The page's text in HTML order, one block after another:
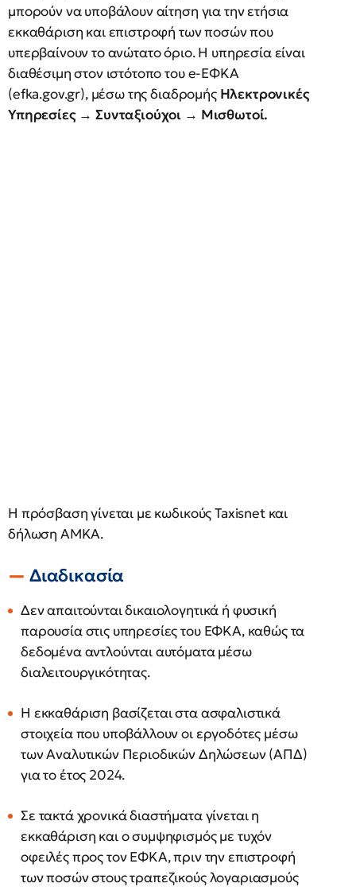
μπορούν να υποβάλουν αίτηση για την ετήσια
εκκαθάριση και επιστροφή των ποσών που
υπερβαίνουν το ανώτατο όριο. Η υπηρεσία είναι
διαθέσιμη στον ιστότοπο του e-ΕΦΚΑ
(efka.gov.gr), μέσω της διαδρομήςΗλεκτρονικές
Υπηρεσίες → Συνταξιούχοι → Μισθωτοί.
Η πρόσβαση γίνεται με κωδικούς Taxisnet και
δήλωση ΑΜΚΑ.
Διαδικασία
Δεν απαιτούνται δικαιολογητικά ή φυσική
παρουσία στις υπηρεσίες του ΕΦΚΑ, καθώς τα
δεδομένα αντλούνται αυτόματα μέσω
διαλειτουργικότητας.
Η εκκαθάριση βασίζεται στα ασφαλιστικά
στοιχεία που υποβάλλουν οι εργοδότες μέσω
των Αναλυτικών Περιοδικών Δηλώσεων (ΑΠΔ)
για το έτος 2024.
Σε τακτά χρονικά διαστήματα γίνεται η
εκκαθάριση και ο συμψηφισμός με τυχόν
οφειλές προς τον ΕΦΚΑ, πριν την επιστροφή
των ποσών στους τραπεζικούς λογαριασμούς